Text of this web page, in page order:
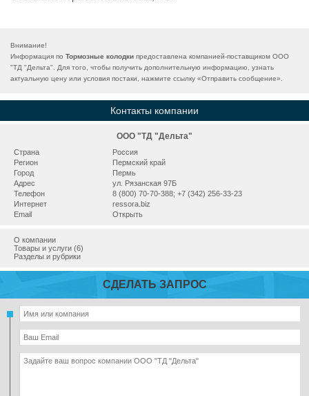
Внимание!
Информация по Тормозные колодки предоставлена компанией-поставщиком ООО
"ТД "Дельта". Для того, чтобы получить дополнительную информацию, узнать
актуальную цену или условия постаки, нажмите ссылку «Отправить сообщение».
Контакты компании
ООО "ТД "Дельта"
Страна
Россия
Регион
Пермский край
Город
Пермь
Адрес
ул. Рязанская 97Б
Телефон
8 (800) 70-70-388; +7 (342) 256-33-23
Интернет
ressora.biz
Email
Открыть
О компании
Товары и услуги (6)
Разделы и рубрики
СДЕЛАТЬ ЗАПРОС